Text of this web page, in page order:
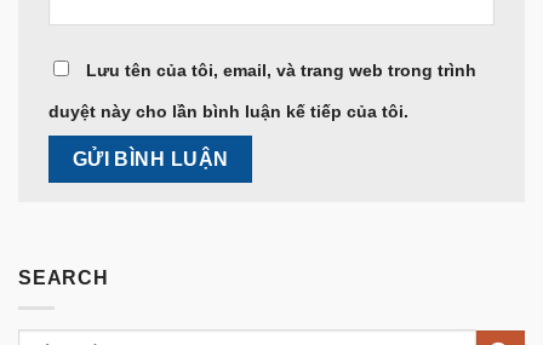
Lưu tên của tôi, email, và trang web trong trình
duyệt này cho lần bình luận kế tiếp của tôi.
SEARCH